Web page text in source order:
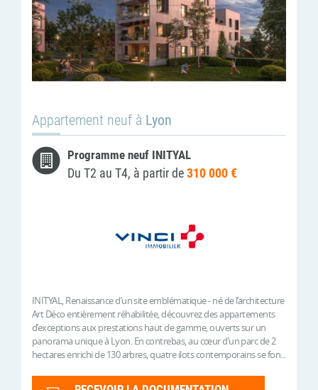
Appartement neuf à Lyon
Programme neuf INITYAL
Du T2 au T4, à partir de310 000 €
INITYAL, Renaissance d’un site emblématique - né de l’architecture
Art Déco entièrement réhabilitée, découvrez des appartements
d’exceptions aux prestations haut de gamme, ouverts sur un
panorama unique à Lyon. En contrebas, au cœur d’un parc de 2
hectares enrichi de 130 arbres, quatre ilots contemporains se fon...